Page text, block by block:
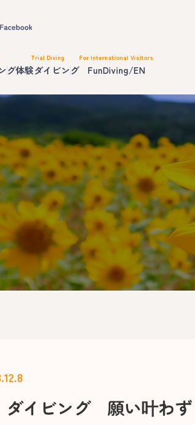
グ
Trial Diving
体験ダイビング
For International Visitors
FunDiving/EN
イビング 願い叶わず